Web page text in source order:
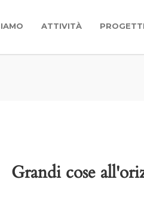
ATTIVITÀ PROGETTI
Grandi cose